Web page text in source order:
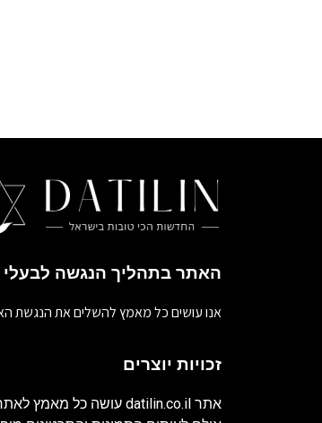
האתר בתהליך הנגשה לבעלי
אנו עושים כל מאמץ להשלים את הנגשת
זכויות יוצרים
אתר datilin.co.il עושה כל מאמץ לאתר